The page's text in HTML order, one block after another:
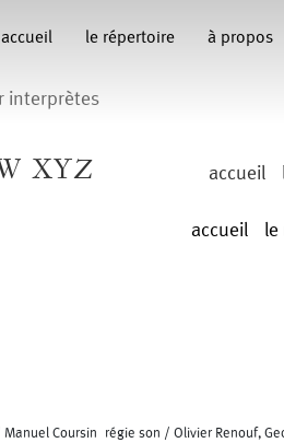
accueil le répertoire à propos
interprètes
XYZ accueil
Coursin régie son / Olivier Renouf,
accueil le